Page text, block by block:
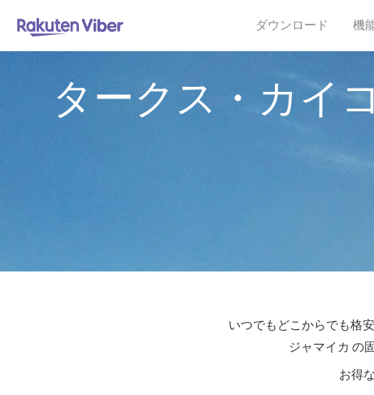
ダウンロード 機
タークス・カイ
いつでもどこからでも格
ジャマイカ の
お得